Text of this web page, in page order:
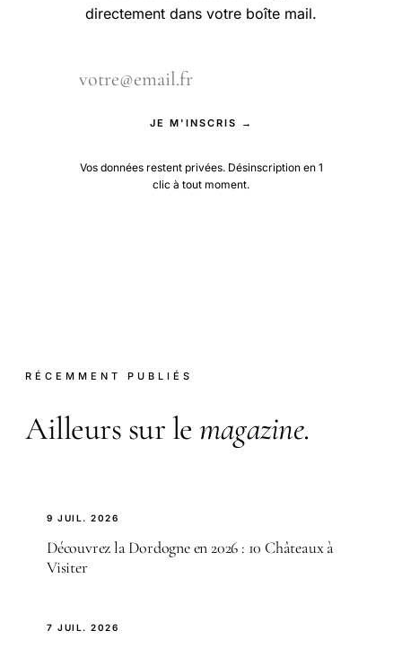
directement dans votre boîte mail.
JE M'INSCRIS →
Vos données restent privées. Désinscription en 1
clic à tout moment.
RÉCEMMENT PUBLIÉS
Ailleurs sur le magazine.
9 JUIL. 2026
Découvrez la Dordogne en 2026 : 10 Châteaux à
Visiter
7 JUIL. 2026